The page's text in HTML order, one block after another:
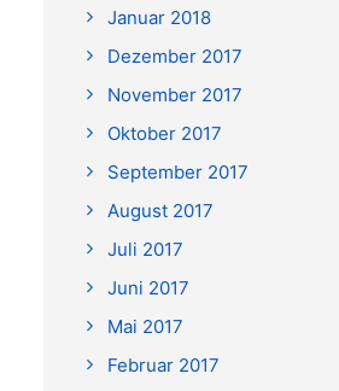
Januar 2018
Dezember 2017
November 2017
Oktober 2017
September 2017
August 2017
Juli 2017
Juni 2017
Mai 2017
Februar 2017